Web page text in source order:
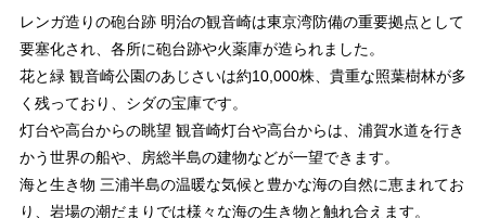
レンガ造りの砲台跡 明治の観音崎は東京湾防備の重要拠点として
要塞化され、各所に砲台跡や火薬庫が造られました。
花と緑 観音崎公園のあじさいは約10,000株、貴重な照葉樹林が多
く残っており、シダの宝庫です。
灯台や高台からの眺望 観音崎灯台や高台からは、浦賀水道を行き
かう世界の船や、房総半島の建物などが一望できます。
海と生き物 三浦半島の温暖な気候と豊かな海の自然に恵まれてお
り、岩場の潮だまりでは様々な海の生き物と触れ合えます。